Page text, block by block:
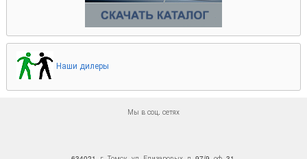
Наши дилеры
Мы в соц. сетях